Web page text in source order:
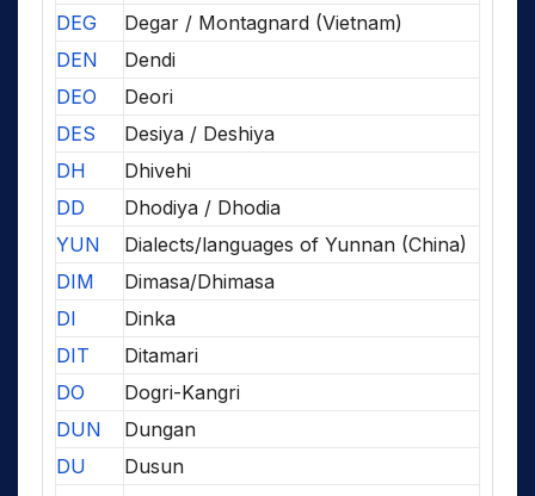
DEG
Degar / Montagnard (Vietnam)
DEN
Dendi
DEO
Deori
DES
Desiya / Deshiya
DH
Dhivehi
DD
Dhodiya / Dhodia
YUN
Dialects/languages of Yunnan (China)
DIM
Dimasa/Dhimasa
DI
Dinka
DIT
Ditamari
DO
Dogri-Kangri
DUN
Dungan
DU
Dusun